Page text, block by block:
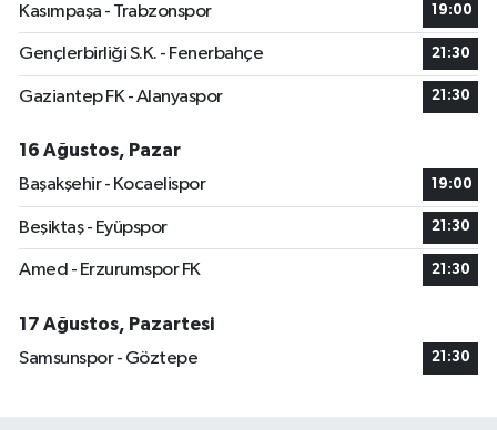
Kasımpaşa - Trabzonspor 19:00
Gençlerbirliği S.K. - Fenerbahçe 21:30
Gaziantep FK - Alanyaspor 21:30
16 Ağustos, Pazar
Başakşehir - Kocaelispor
19:00
Beşiktaş - Eyüpspor 21:30
Amed - Erzurumspor FK 21:30
17 Ağustos, Pazartesi
Samsunspor - Göztepe
21:30